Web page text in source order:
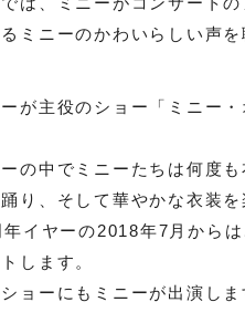
ミニーのかわいらしい声を
ーが主役のショー「ミニー
の中でミニーたちは何度も
り、そして華やかな衣装
年イヤーの2018年7月から
します。
ョーにもミニーが出演し